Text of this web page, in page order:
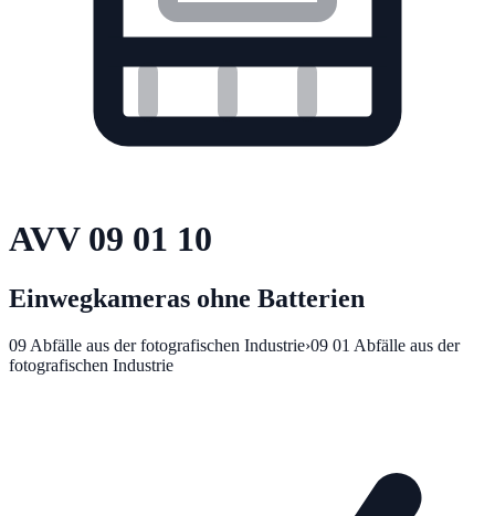
AVV 09 01 10
Einwegkameras ohne Batterien
09 Abfälle aus der fotografischen Industrie›09 01 Abfälle aus der
fotografischen Industrie